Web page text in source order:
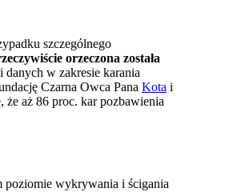
szczególnego
orzeczona została
w zakresie karania
Czarna Owca Pana Kota i
że aż 86 proc. kar pozbawienia
poziomie wykrywania i ścigania